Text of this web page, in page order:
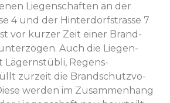
Liegen­schaften an der
4 und der Hin­ter­dorf­s­trasse 7
vor kurz­er Zeit ein­er Brand­
Auch die Liegen­
Lägern­stübli, Regens­
zurzeit die Brand­schutzvo­
wer­den im Zusam­men­hang